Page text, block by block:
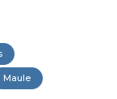
Maule